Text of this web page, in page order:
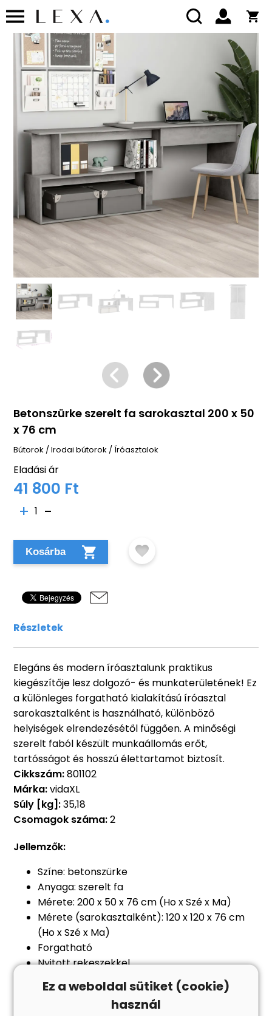
Betonszürke szerelt fa sarokasztal 200 x 50
x 76 cm
Bútorok /Irodai bútorok / Íróasztalok
Eladási ár
41 800 Ft
1
Kosárba
Részletek
Elegáns és modern íróasztalunk praktikus
kiegészítője lesz dolgozó- és munkaterületének! Ez
a különleges forgatható kialakítású íróasztal
sarokasztalként is használható, különböző
helyiségek elrendezésétől függően. A minőségi
szerelt faból készült munkaállomás erőt,
tartósságot és hosszú élettartamot biztosít.
Cikkszám:801102
Márka:vidaXL
Súly [kg]:35,18
Csomagok száma:2
Jellemzők:
Színe: betonszürke
Anyaga: szerelt fa
Mérete: 200 x 50 x 76 cm (Ho x Szé x Ma)
Mérete (sarokasztalként): 120 x 120 x 76 cm
(Ho x Szé x Ma)
Forgatható
Nyitott rekeszekkel
Összeszerelést igényel: igen
Figyelem:a falon belüli csavar(ok) és
dugó(k) nem alaptartozékok. Keressen és
Ez a weboldal sütiket (cookie)
használ